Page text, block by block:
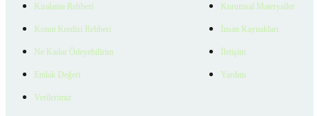
Kiralama Rehberi
Konut Kredisi Rehberi
Ne Kadar Ödeyebilirim
Emlak Değeri
Verilerimiz
Kurumsal Materyaller
İnsan Kaynakları
İletişim
Yardım